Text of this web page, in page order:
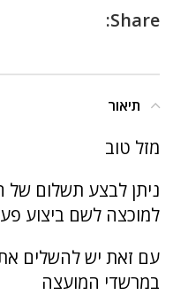
Share:
תיאור
מזל טוב
ניתן לבצע תשלום של
למוכצה לשם ביצוע
עם זאת יש להשלים
במרשדי המועצה